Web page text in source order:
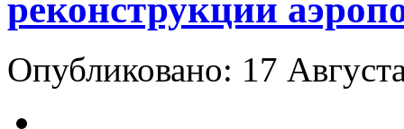
реконструкции
Опубликовано: 17